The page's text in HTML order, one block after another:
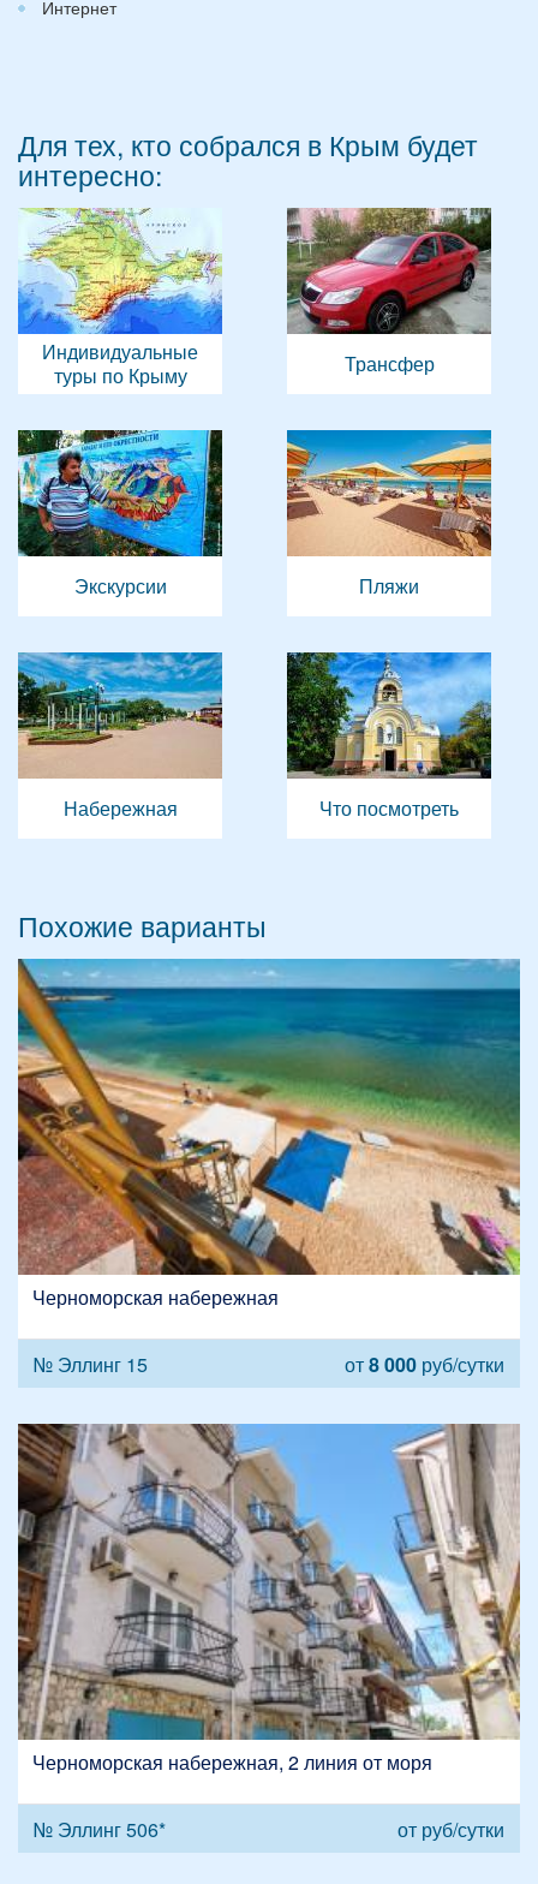
Интернет
Для тех, кто собрался в Крым будет
интересно:
Индивидуальные
туры по Крыму
Трансфер
Экскурсии Пляжи
Набережная Что посмотреть
Похожие варианты
Черноморская набережная
№ Эллинг 15 от8 000 руб/сутки
Черноморская набережная, 2 линия от моря
№ Эллинг 506* от руб/сутки